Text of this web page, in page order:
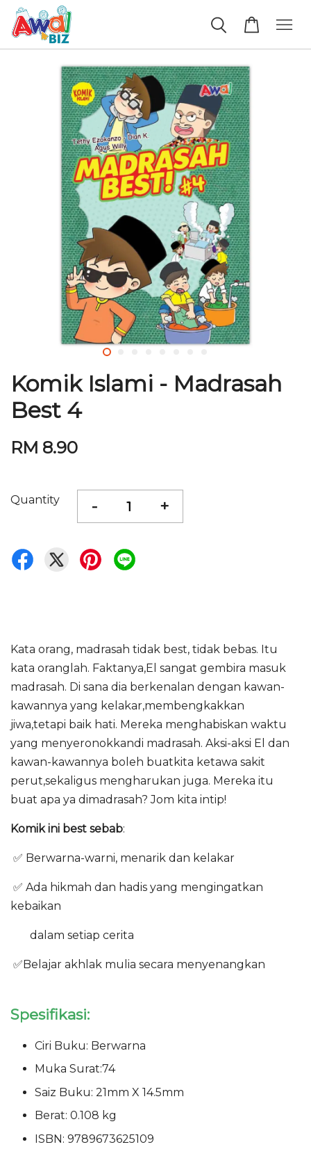
Komik Islami - Madrasah
Best 4
RM 8.90
Quantity - +
Kata orang, madrasah tidak best, tidak bebas. Itu
kata oranglah. Faktanya,El sangat gembira masuk
madrasah. Di sana dia berkenalan dengan kawan-
kawannya yang kelakar,membengkakkan
jiwa,tetapi baik hati. Mereka menghabiskan waktu
yang menyeronokkandi madrasah. Aksi-aksi El dan
kawan-kawannya boleh buatkita ketawa sakit
perut,sekaligus mengharukan juga. Mereka itu
buat apa ya dimadrasah? Jom kita intip!
Komik ini best sebab:
✅ Berwarna-warni, menarik dan kelakar
✅ Ada hikmah dan hadis yang mengingatkan
kebaikan
dalam setiap cerita
✅Belajar akhlak mulia secara menyenangkan
Spesifikasi:
Ciri Buku: Berwarna
Muka Surat:74
Saiz Buku: 21mm X 14.5mm
Berat: 0.108 kg
ISBN: 9789673625109